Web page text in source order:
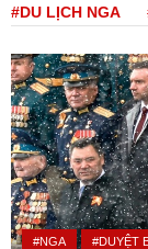
#DU LỊCH NGA
#NGA #DUYỆT